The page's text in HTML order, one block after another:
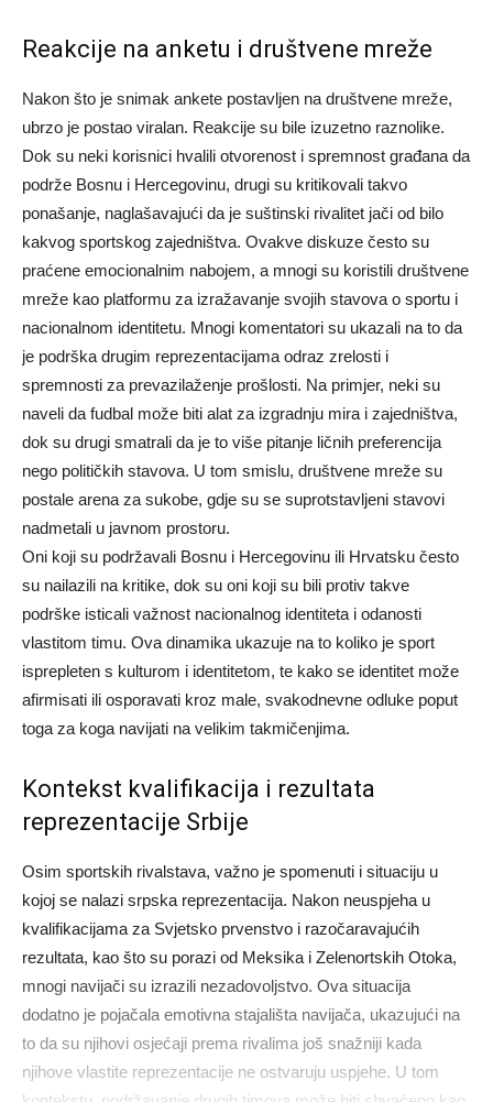
Reakcije na anketu i društvene mreže
Nakon što je snimak ankete postavljen na društvene mreže,
ubrzo je postao viralan. Reakcije su bile izuzetno raznolike.
Dok su neki korisnici hvalili otvorenost i spremnost građana da
podrže Bosnu i Hercegovinu, drugi su kritikovali takvo
ponašanje, naglašavajući da je suštinski rivalitet jači od bilo
kakvog sportskog zajedništva. Ovakve diskuze često su
praćene emocionalnim nabojem, a mnogi su koristili društvene
mreže kao platformu za izražavanje svojih stavova o sportu i
nacionalnom identitetu. Mnogi komentatori su ukazali na to da
je podrška drugim reprezentacijama odraz zrelosti i
spremnosti za prevazilaženje prošlosti. Na primjer, neki su
naveli da fudbal može biti alat za izgradnju mira i zajedništva,
dok su drugi smatrali da je to više pitanje ličnih preferencija
nego političkih stavova. U tom smislu, društvene mreže su
postale arena za sukobe, gdje su se suprotstavljeni stavovi
nadmetali u javnom prostoru.
Oni koji su podržavali Bosnu i Hercegovinu ili Hrvatsku često
su nailazili na kritike, dok su oni koji su bili protiv takve
podrške isticali važnost nacionalnog identiteta i odanosti
vlastitom timu. Ova dinamika ukazuje na to koliko je sport
isprepleten s kulturom i identitetom, te kako se identitet može
afirmisati ili osporavati kroz male, svakodnevne odluke poput
toga za koga navijati na velikim takmičenjima.
Kontekst kvalifikacija i rezultata
reprezentacije Srbije
Osim sportskih rivalstava, važno je spomenuti i situaciju u
kojoj se nalazi srpska reprezentacija. Nakon neuspjeha u
kvalifikacijama za Svjetsko prvenstvo i razočaravajućih
rezultata, kao što su porazi od Meksika i Zelenortskih Otoka,
mnogi navijači su izrazili nezadovoljstvo. Ova situacija
dodatno je pojačala emotivna stajališta navijača, ukazujući na
to da su njihovi osjećaji prema rivalima još snažniji kada
njihove vlastite reprezentacije ne ostvaruju uspjehe. U tom